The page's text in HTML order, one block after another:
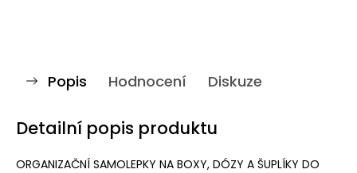
Popis Hodnocení Diskuze
Detailní popis produktu
ORGANIZAČNÍ SAMOLEPKY NA BOXY, DÓZY A ŠUPLÍKY DO